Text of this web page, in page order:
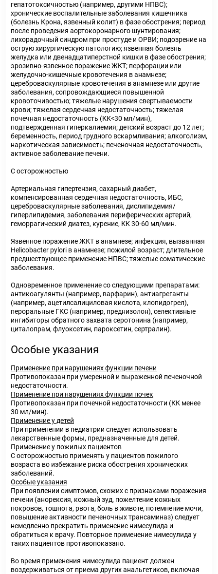
гепатотоксичностью (например, другими НПВС);
хронические воспалительные заболевания кишечника
(болезнь Крона, язвенный колит) в фазе обострения; период
после проведения аортокоронарного шунтирования;
лихорадочный синдром при простуде и ОРВИ; подозрение на
острую хирургическую патологию; язвенная болезнь
желудка или двенадцатиперстной кишки в фазе обострения;
эрозивно-язвенное поражение ЖКТ; перфорации или
желудочно-кишечные кровотечения в анамнезе;
цереброваскулярные кровотечения в анамнезе или другие
заболевания, сопровождающиеся повышенной
кровоточивостью; тяжелые нарушения свертываемости
крови; тяжелая сердечная недостаточность; тяжелая
почечная недостаточность (КК<30 мл/мин),
подтвержденная гиперкалиемия; детский возраст до 12 лет;
беременность, период грудного вскармливания; алкоголизм,
наркотическая зависимость; печеночная недостаточность,
активное заболевание печени.
С осторожностью
Артериальная гипертензия, сахарный диабет,
компенсированная сердечная недостаточность, ИБС,
цереброваскулярные заболевания, дислипидемия/
гиперлипидемия, заболевания периферических артерий,
геморрагический диатез, курение, КК 30-60 мл/мин.
Язвенное поражение ЖКТ в анамнезе; инфекция, вызванная
Helicobacter pylori в анамнезе; пожилой возраст; длительное
предшествующее применение НПВС; тяжелые соматические
заболевания.
Одновременное применение со следующими препаратами:
антикоагулянты (например, варфарин), антиагреганты
(например, ацетилсалициловая кислота, клопидогрел),
пероральные ГКС (например, преднизолон), селективные
ингибиторы обратного захвата серотонина (например,
циталопрам, флуоксетин, пароксетин, сертралин).
Особые указания
Применение при нарушениях функции печени
Противопоказан при умеренной и выраженной печеночной
недостаточности.
Применение при нарушениях функции почек
Противопоказан при почечной недостаточности (КК менее
30 мл/мин).
Применение у детей
При применении в педиатрии следует использовать
лекарственные формы, предназначенные для детей.
Применение у пожилых пациентов
С осторожностью применять у пациентов пожилого
возраста во избежание риска обострения хронических
заболеваний.
Особые указания
При появлении симптомов, схожих с признаками поражения
печени (анорексия, кожный зуд, пожелтение кожных
покровов, тошнота, рвота, боль в животе, потемнение мочи,
повышение активности печеночных трансаминаз) следует
немедленно прекратить применение нимесулида и
обратиться к врачу. Повторное применение нимесулида у
таких пациентов противопоказано.
Во время применения нимесулида пациент должен
воздерживаться от приема других анальгетиков, включая